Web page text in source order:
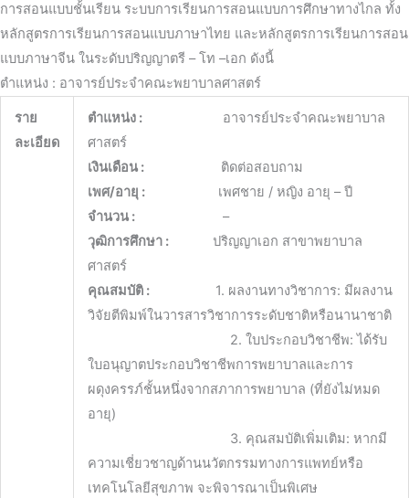
การสอนแบบชั้นเรียน ระบบการเรียนการสอนแบบการศึกษาทางไกล ทั้ง
หลักสูตรการเรียนการสอนแบบภาษาไทย และหลักสูตรการเรียนการสอน
แบบภาษาจีน ในระดับปริญญาตรี – โท –เอก ดังนี้
ตำแหน่ง : อาจารย์ประจำคณะพยาบาลศาสตร์
ราย
ละเอียด
ตำแหน่ง :อาจารย์ประจำคณะพยาบาล
ศาสตร์
เงินเดือน :ติดต่อสอบถาม
เพศ/อายุ :เพศชาย / หญิง อายุ – ปี
จำนวน :–
วุฒิการศึกษา :ปริญญาเอก สาขาพยาบาล
ศาสตร์
คุณสมบัติ :1. ผลงานทางวิชาการ: มีผลงาน
วิจัยตีพิมพ์ในวารสารวิชาการระดับชาติหรือนานาชาติ
2. ใบประกอบวิชาชีพ: ได้รับ
ใบอนุญาตประกอบวิชาชีพการพยาบาลและการ
ผดุงครรภ์ชั้นหนึ่งจากสภาการพยาบาล (ที่ยังไม่หมด
อายุ)
3. คุณสมบัติเพิ่มเติม: หากมี
ความเชี่ยวชาญด้านนวัตกรรมทางการแพทย์หรือ
เทคโนโลยีสุขภาพ จะพิจารณาเป็นพิเศษ